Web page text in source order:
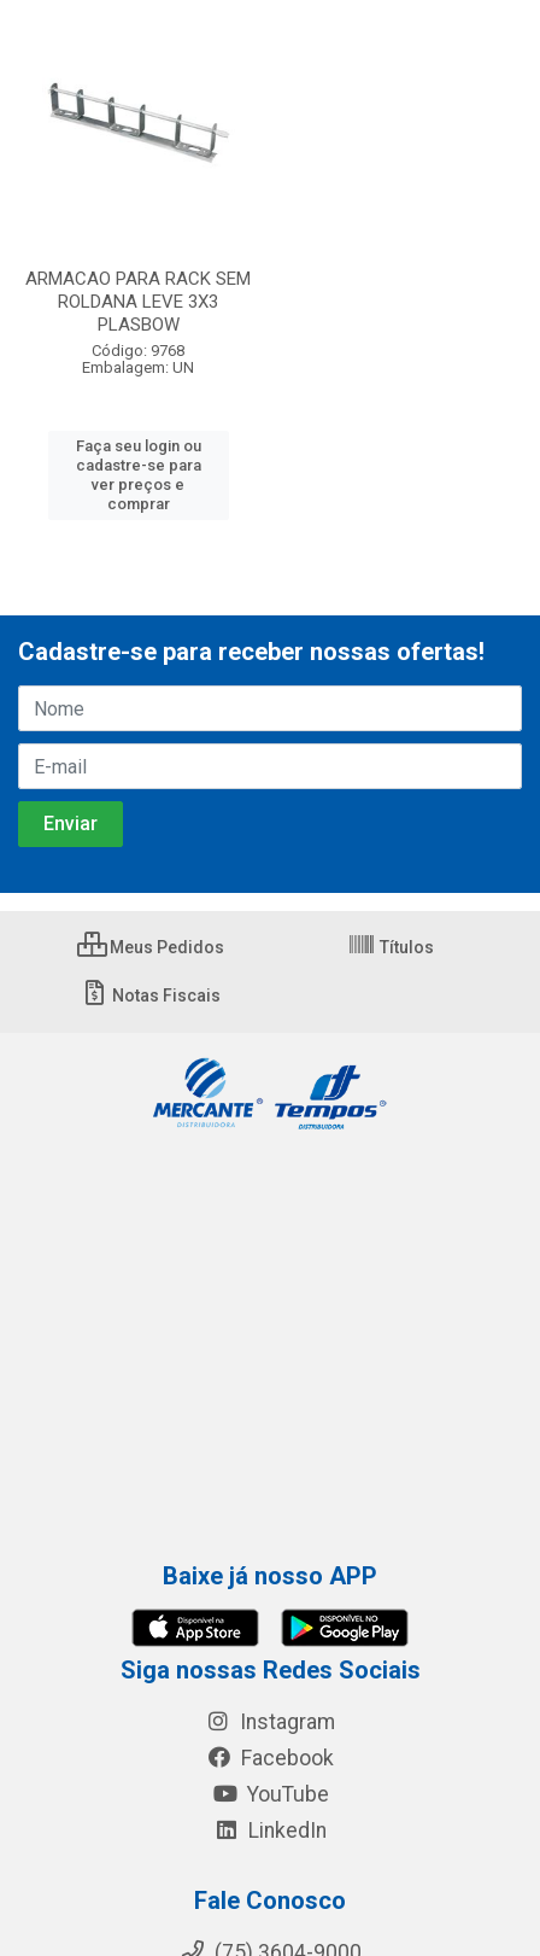
ARMACAO PARA RACK SEM
ROLDANA LEVE 3X3
PLASBOW
Código: 9768
Embalagem: UN
Faça seu login ou
cadastre-se para
ver preços e
comprar
Cadastre-se para receber nossas ofertas!
Meus Pedidos Títulos
Notas Fiscais
Baixe já nosso APP
Siga nossas Redes Sociais
Instagram
Facebook
YouTube
LinkedIn
Fale Conosco